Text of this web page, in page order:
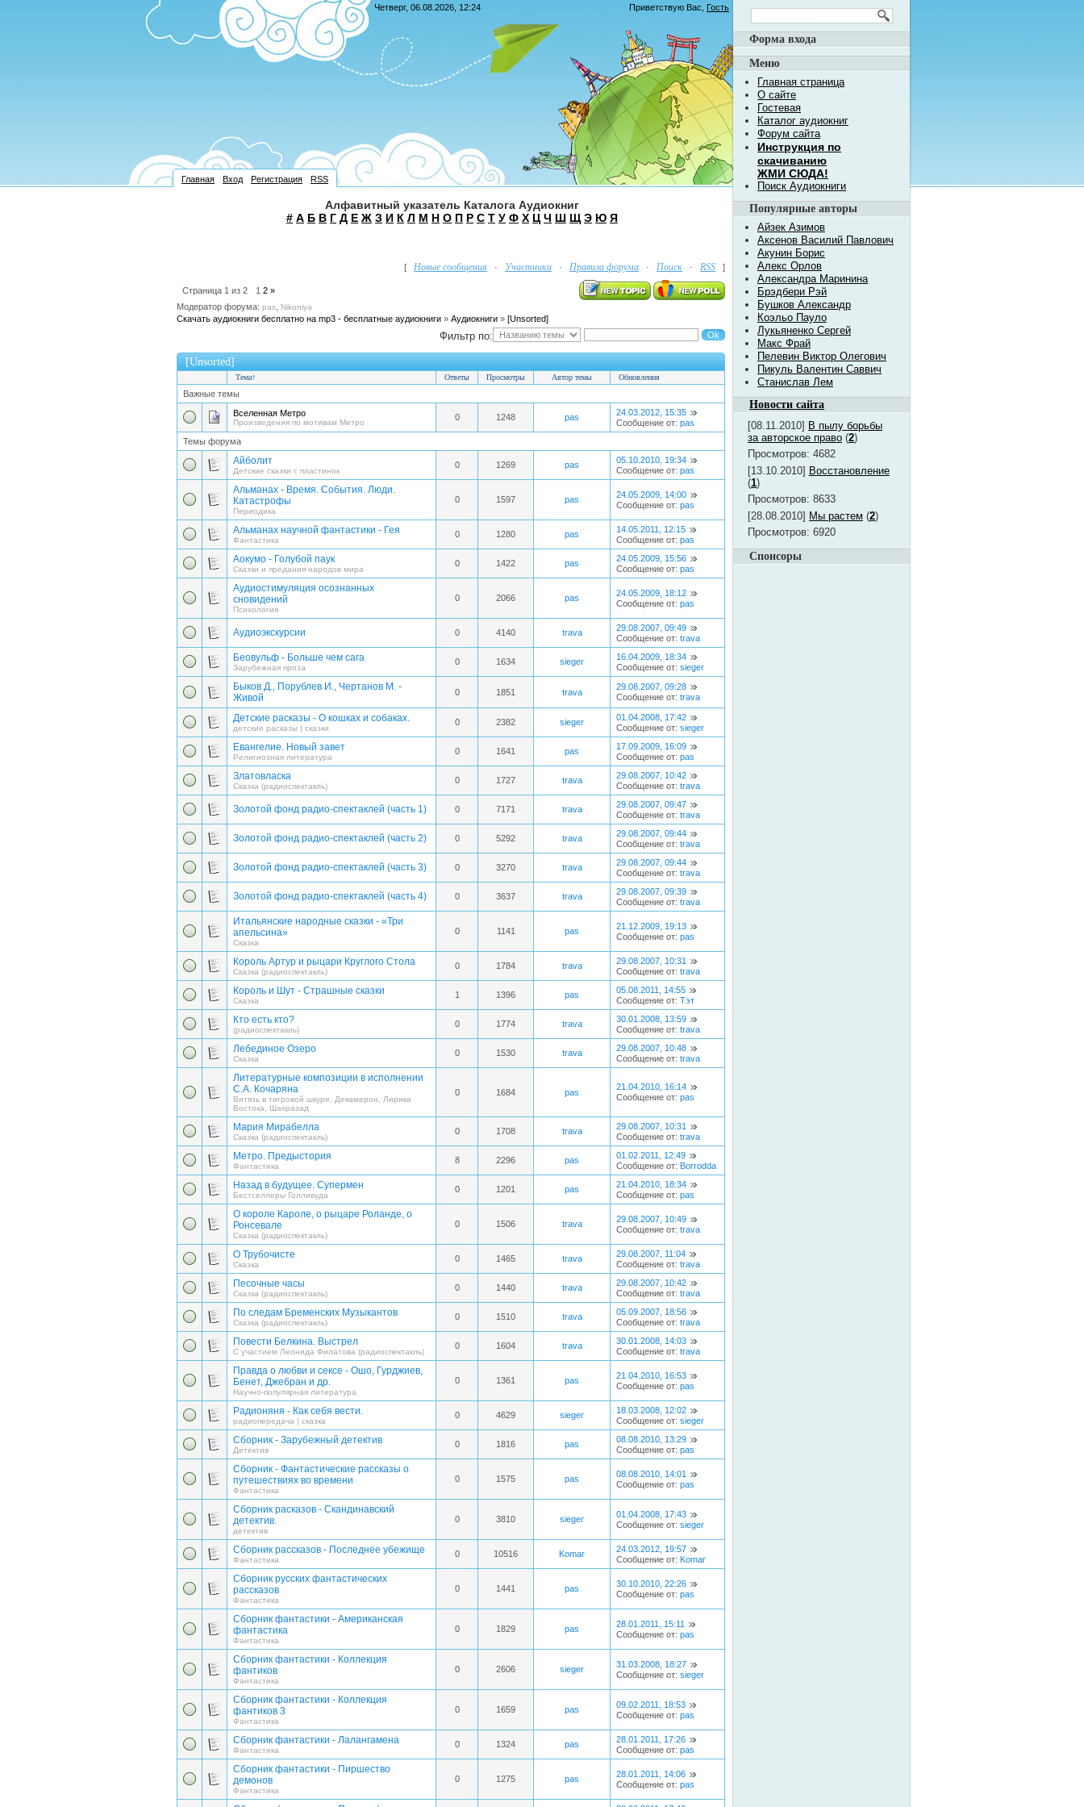
Четверг, 06.08.2026, 12:24 Приветствую Вас Гость
Главная Вход Регистрация RSS
Алфавитный указатель Каталога Аудиокниг
# А Б В Г Д Е Ж З И К Л М Н О П Р С Т У Ф Х Ц Ч Ш Щ Э Ю Я
[ Новые сообщения · Участники · Правила форума · Поиск · RSS ]
Страница 1 из 2 1 2 »
Модератор форума: pas Nikoniya
Скачать аудиокниги бесплатно на mp3 - бесплатные аудиокниги » Аудиокниги » [Unsorted]
Фильтр по:
[Unsorted]
Тема↑ Ответы Просмотры Автор темы Обновления
Важные темы
Вселенная Метро
Произведения по мотивам Метро
0 1248 pas
24.03.2012, 15:35
Сообщение от: pas
Темы форума
Айболит
Детские сказки с пластинок
0 1269 pas
05.10.2010, 19:34
Сообщение от: pas
Альманах - Время. События. Люди.
Катастрофы
Периодика
0 1597 pas
24.05.2009, 14:00
Сообщение от: pas
Альманах научной фантастики ­- Гея
Фантастика
0 1280 pas
14.05.2011, 12:15
Сообщение от: pas
Аокумо - Голубой паук
Сказки и предания народов мира
0 1422 pas
24.05.2009, 15:56
Сообщение от: pas
Аудиостимуляция осознанных
сновидений
Психология
0 2066 pas
24.05.2009, 18:12
Сообщение от: pas
Аудиоэкскурсии 0 4140 trava
29.08.2007, 09:49
Сообщение от: trava
Беовульф - Больше чем сага
Зарубежная проза
0 1634 sieger
16.04.2009, 18:34
Сообщение от: sieger
Быков Д., Порублев И., Чертанов М. -
Живой
0 1851 trava
29.08.2007, 09:28
Сообщение от: trava
Детские расказы - О кошках и собаках.
детские расказы | сказки
0 2382 sieger
01.04.2008, 17:42
Сообщение от: sieger
Евангелие. Новый завет
Религиозная литература
0 1641 pas
17.09.2009, 16:09
Сообщение от: pas
Златовласка
Сказка (радиоспектакль)
0 1727 trava
29.08.2007, 10:42
Сообщение от: trava
Золотой фонд радио-спектаклей (часть 1) 0 7171 trava
29.08.2007, 09:47
Сообщение от: trava
Золотой фонд радио-спектаклей (часть 2) 0 5292 trava
29.08.2007, 09:44
Сообщение от: trava
Золотой фонд радио-спектаклей (часть 3) 0 3270 trava
29.08.2007, 09:44
Сообщение от: trava
Золотой фонд радио-спектаклей (часть 4) 0 3637 trava
29.08.2007, 09:39
Сообщение от: trava
Итальянские народные сказки - «Три
апельсина»
Сказка
0 1141 pas
21.12.2009, 19:13
Сообщение от: pas
Король Артур и рыцари Круглого Стола
Сказка (радиоспектакль)
0 1784 trava
29.08.2007, 10:31
Сообщение от: trava
Король и Шут - Страшные сказки
Сказка
1 1396 pas
05.08.2011, 14:55
Сообщение от: Тэт
Кто есть кто?
(радиоспектакль)
0 1774 trava
30.01.2008, 13:59
Сообщение от: trava
Лебединое Озеро
Сказка
0 1530 trava
29.08.2007, 10:48
Сообщение от: trava
Литературные композиции в исполнении
С.А. Кочаряна
Витязь в тигровой шкуре, Декамерон, Лирика
Востока, Шахразад
0 1684 pas
21.04.2010, 16:14
Сообщение от: pas
Мария Мирабелла
Сказка (радиоспектакль)
0 1708 trava
29.08.2007, 10:31
Сообщение от: trava
Метро. Предыстория
Фантастика
8 2296 pas
01.02.2011, 12:49
Сообщение от: Borrodda
Назад в будущее. Супермен
Бестселлеры Голливуда
0 1201 pas
21.04.2010, 18:34
Сообщение от: pas
О короле Кароле, о рыцаре Роланде, о
Ронсевале
Сказка (радиоспектакль)
0 1506 trava
29.08.2007, 10:49
Сообщение от: trava
О Трубочисте
Сказка
0 1465 trava
29.08.2007, 11:04
Сообщение от: trava
Песочные часы
Сказка (радиоспектакль)
0 1440 trava
29.08.2007, 10:42
Сообщение от: trava
По следам Бременских Музыкантов
Сказка (радиоспектакль)
0 1510 trava
05.09.2007, 18:56
Сообщение от: trava
Повести Белкина. Выстрел
С участием Леонида Филатова (радиоспектакль)
0 1604 trava
30.01.2008, 14:03
Сообщение от: trava
Правда о любви и сексе - Ошо, Гурджиев,
Бенет, Джебран и др.
Научно-популярная литература
0 1361 pas
21.04.2010, 16:53
Сообщение от: pas
Радионяня - Как себя вести.
радиопередача | сказка
0 4629 sieger
18.03.2008, 12:02
Сообщение от: sieger
Сборник - Зарубежный детектив
Детектив
0 1816 pas
08.08.2010, 13:29
Сообщение от: pas
Сборник - Фантастические рассказы о
путешествиях во времени
Фантастика
0 1575 pas
08.08.2010, 14:01
Сообщение от: pas
Сборник расказов - Скандинавский
детектив.
детектив
0 3810 sieger
01.04.2008, 17:43
Сообщение от: sieger
Сборник рассказов - Последнее убежище
Фантастика
0 10516 Komar
24.03.2012, 19:57
Сообщение от: Komar
Сборник русских фантастических
рассказов
Фантастика
0 1441 pas
30.10.2010, 22:26
Сообщение от: pas
Сборник фантастики - Американская
фантастика
Фантастика
0 1829 pas
28.01.2011, 15:11
Сообщение от: pas
Сборник фантастики - Коллекция
фантиков
Фантастика
0 2606 sieger
31.03.2008, 18:27
Сообщение от: sieger
Сборник фантастики - Коллекция
фантиков 3
Фантастика
0 1659 pas
09.02.2011, 18:53
Сообщение от: pas
Сборник фантастики - Лалангамена
Фантастика
0 1324 pas
28.01.2011, 17:26
Сообщение от: pas
Сборник фантастики - Пиршество
демонов
Фантастика
0 1275 pas
28.01.2011, 14:06
Сообщение от: pas
Форма входа
Меню
Главная страница
О сайте
Гостевая
Каталог аудиокниг
Форум сайта
Инструкция по
скачиванию
ЖМИ СЮДА!
Поиск Аудиокниги
Популярные авторы
Айзек Азимов
Аксенов Василий Павлович
Акунин Борис
Алекс Орлов
Александра Маринина
Брэдбери Рэй
Бушков Александр
Коэльо Пауло
Лукьяненко Сергей
Макс Фрай
Пелевин Виктор Олегович
Пикуль Валентин Саввич
Станислав Лем
Новости сайта
[08.11.2010] В пылу борьбы
за авторское право (2)
Просмотров: 4682
[13.10.2010] Восстановление
(1)
Просмотров: 8633
[28.08.2010] Мы растем (2)
Просмотров: 6920
Спонсоры